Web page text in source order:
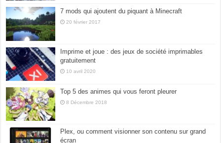
7 mods qui ajoutent du piquant à Minecraft
20 février 2017
Imprime et joue : des jeux de société imprimables
gratuitement
10 avril 2020
Top 5 des animes qui vous feront pleurer
8 Décembre 2018
Plex, ou comment visionner son contenu sur grand
écran